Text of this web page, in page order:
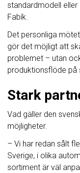
standardmodell eller
Fabík.
Det personliga
gör det möjligt att
problemet – utan
produktionsflöde på
Stark
Vad gäller den
möjligheter.
– Vi har redan sålt
Sverige, i olika
sortiment är väl